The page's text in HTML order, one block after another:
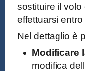
sostituire il
effettuarsi
Nel dettaglio è
Modificare
modifica